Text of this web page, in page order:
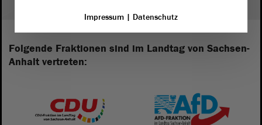
Folgende Fraktionen sind im Landtag von Sachsen-
Anhalt vertreten:
Impressum| Datenschutz